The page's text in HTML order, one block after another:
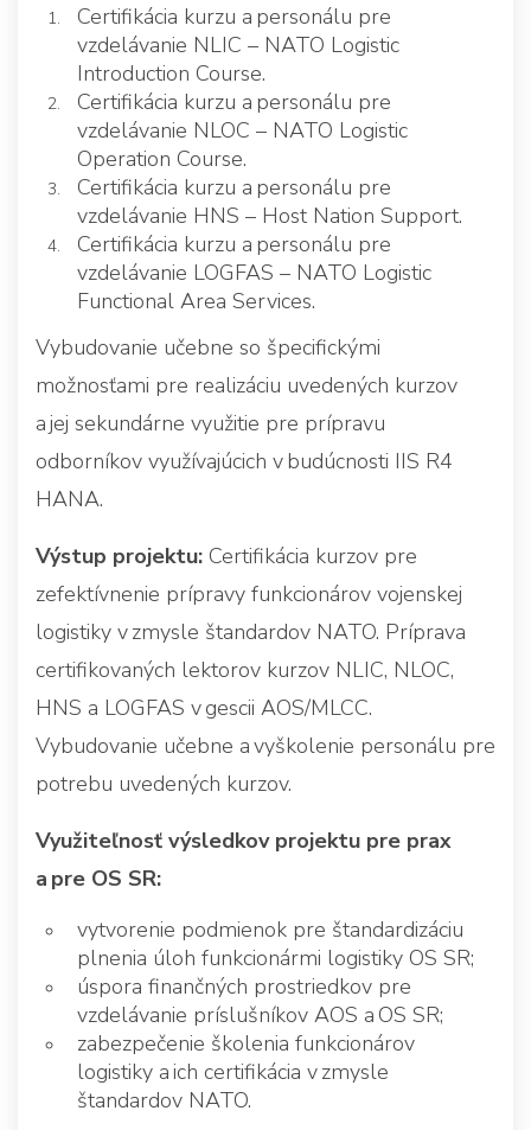
Certifikácia kurzu a personálu pre
vzdelávanie NLIC – NATO Logistic
Introduction Course.
Certifikácia kurzu a personálu pre
vzdelávanie NLOC – NATO Logistic
Operation Course.
Certifikácia kurzu a personálu pre
vzdelávanie HNS – Host Nation Support.
Certifikácia kurzu a personálu pre
vzdelávanie LOGFAS – NATO Logistic
Functional Area Services.
Vybudovanie učebne so špecifickými
možnosťami pre realizáciu uvedených kurzov
a jej sekundárne využitie pre prípravu
odborníkov využívajúcich v budúcnosti IIS R4
HANA.
Výstup projektu: Certifikácia kurzov pre
zefektívnenie prípravy funkcionárov vojenskej
logistiky v zmysle štandardov NATO. Príprava
certifikovaných lektorov kurzov NLIC, NLOC,
HNS a LOGFAS v gescii AOS/MLCC.
Vybudovanie učebne a vyškolenie personálu pre
potrebu uvedených kurzov.
Využiteľnosť výsledkov projektu pre prax
a pre OS SR:
vytvorenie podmienok pre štandardizáciu
plnenia úloh funkcionármi logistiky OS SR;
úspora finančných prostriedkov pre
vzdelávanie príslušníkov AOS a OS SR;
zabezpečenie školenia funkcionárov
logistiky a ich certifikácia v zmysle
štandardov NATO.